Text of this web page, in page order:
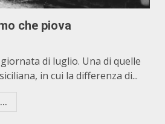
che piova
di luglio. Una di quelle
in cui la differenza di...